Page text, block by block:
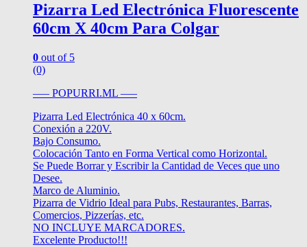
Pizarra Led Electrónica Fluorescente
60cm X 40cm Para Colgar
0 out of 5
(0)
—– POPURRI.ML —–
Pizarra Led Electrónica 40 x 60cm.
Conexión a 220V.
Bajo Consumo.
Colocación Tanto en Forma Vertical como Horizontal.
Se Puede Borrar y Escribir la Cantidad de Veces que uno
Desee.
Marco de Aluminio.
Pizarra de Vidrio Ideal para Pubs, Restaurantes, Barras,
Comercios, Pizzerías, etc.
NO INCLUYE MARCADORES.
Excelente Producto!!!